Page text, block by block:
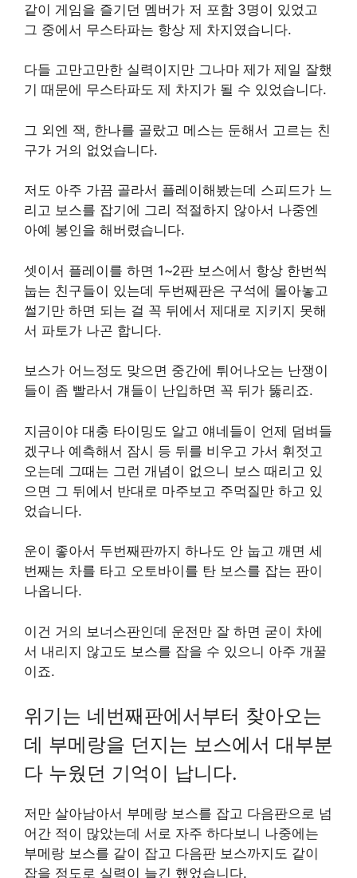
같이 게임을 즐기던 멤버가 저 포함 3명이 있었고
그 중에서 무스타파는 항상 제 차지였습니다.
다들 고만고만한 실력이지만 그나마 제가 제일 잘했
기 때문에 무스타파도 제 차지가 될 수 있었습니다.
그 외엔 잭, 한나를 골랐고 메스는 둔해서 고르는 친
구가 거의 없었습니다.
저도 아주 가끔 골라서 플레이해봤는데 스피드가 느
리고 보스를 잡기에 그리 적절하지 않아서 나중엔
아예 봉인을 해버렸습니다.
셋이서 플레이를 하면 1~2판 보스에서 항상 한번씩
눕는 친구들이 있는데 두번째판은 구석에 몰아놓고
썰기만 하면 되는 걸 꼭 뒤에서 제대로 지키지 못해
서 파토가 나곤 합니다.
보스가 어느정도 맞으면 중간에 튀어나오는 난쟁이
들이 좀 빨라서 걔들이 난입하면 꼭 뒤가 뚫리죠.
지금이야 대충 타이밍도 알고 얘네들이 언제 덤벼들
겠구나 예측해서 잠시 등 뒤를 비우고 가서 휘젓고
오는데 그때는 그런 개념이 없으니 보스 때리고 있
으면 그 뒤에서 반대로 마주보고 주먹질만 하고 있
었습니다.
운이 좋아서 두번째판까지 하나도 안 눕고 깨면 세
번째는 차를 타고 오토바이를 탄 보스를 잡는 판이
나옵니다.
이건 거의 보너스판인데 운전만 잘 하면 굳이 차에
서 내리지 않고도 보스를 잡을 수 있으니 아주 개꿀
이죠.
위기는 네번째판에서부터 찾아오는
데 부메랑을 던지는 보스에서 대부분
다 누웠던 기억이 납니다.
저만 살아남아서 부메랑 보스를 잡고 다음판으로 넘
어간 적이 많았는데 서로 자주 하다보니 나중에는
부메랑 보스를 같이 잡고 다음판 보스까지도 같이
잡을 정도로 실력이 늘긴 했었습니다.